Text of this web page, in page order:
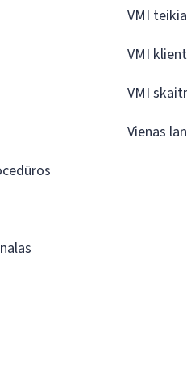
VMI
VMI
VMI
Vienas